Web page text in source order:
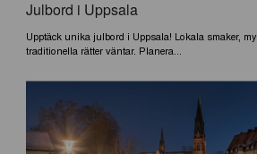
Julbord i Uppsala
Upptäck unika julbord i Uppsala! Lokala smaker,
traditionella rätter väntar. Planera...